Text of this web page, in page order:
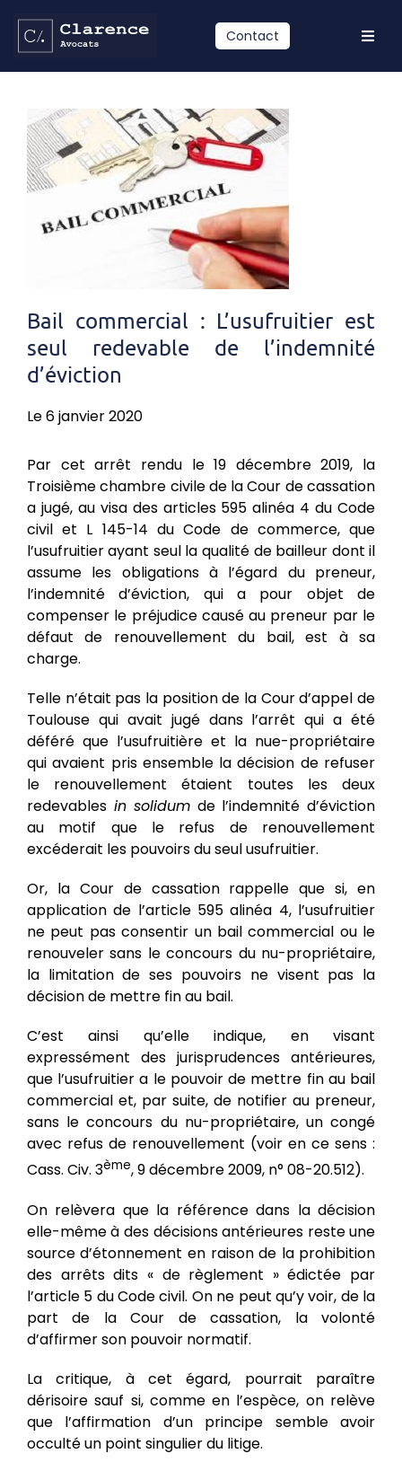
contenu
Contact
Compétences
Equipe
Bail commercial : L’usufruitier est
seul redevable de l’indemnité
d’éviction
Le 6 janvier 2020
Par cet arrêt rendu le 19 décembre 2019, la
Troisième chambre civile de la Cour de cassation
a jugé, au visa des articles 595 alinéa 4 du Code
civil et L 145-14 du Code de commerce, que
l’usufruitier ayant seul la qualité de bailleur dont il
assume les obligations à l’égard du preneur,
l’indemnité d’éviction, qui a pour objet de
compenser le préjudice causé au preneur par le
défaut de renouvellement du bail, est à sa
charge.
Telle n’était pas la position de la Cour d’appel de
Toulouse qui avait jugé dans l’arrêt qui a été
déféré que l’usufruitière et la nue-propriétaire
qui avaient pris ensemble la décision de refuser
le renouvellement étaient toutes les deux
redevables in solidum de l’indemnité d’éviction
au motif que le refus de renouvellement
excéderait les pouvoirs du seul usufruitier.
Or, la Cour de cassation rappelle que si, en
application de l’article 595 alinéa 4, l’usufruitier
ne peut pas consentir un bail commercial ou le
renouveler sans le concours du nu-propriétaire,
la limitation de ses pouvoirs ne visent pas la
décision de mettre fin au bail.
C’est ainsi qu’elle indique, en visant
expressément des jurisprudences antérieures,
que l’usufruitier a le pouvoir de mettre fin au bail
commercial et, par suite, de notifier au preneur,
sans le concours du nu-propriétaire, un congé
avec refus de renouvellement (voir en ce sens :
Cass. Civ. 3ème, 9 décembre 2009, n° 08-20.512).
On relèvera que la référence dans la décision
elle-même à des décisions antérieures reste une
source d’étonnement en raison de la prohibition
des arrêts dits « de règlement » édictée par
l’article 5 du Code civil. On ne peut qu’y voir, de la
part de la Cour de cassation, la volonté
d’affirmer son pouvoir normatif.
La critique, à cet égard, pourrait paraître
dérisoire sauf si, comme en l’espèce, on relève
que l’affirmation d’un principe semble avoir
occulté un point singulier du litige.